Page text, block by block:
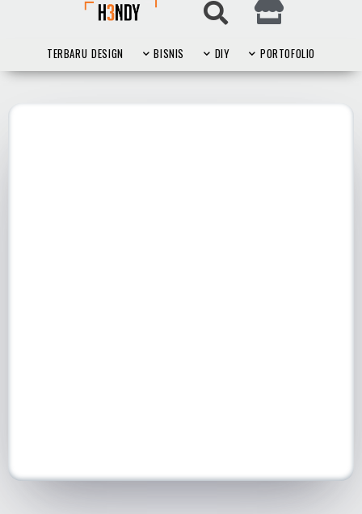
TERBARU DESIGN BISNIS DIY PORTOFOLIO